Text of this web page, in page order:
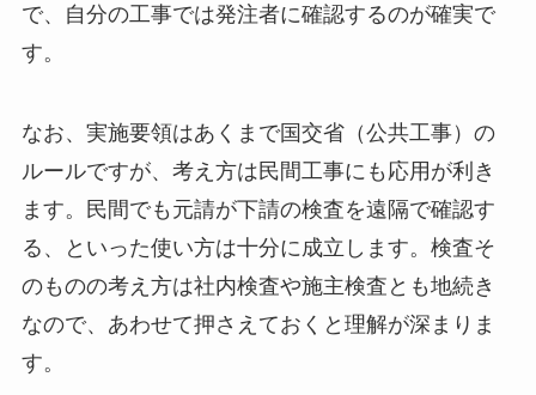
で、自分の工事では発注者に確認するのが確実で
す。
なお、実施要領はあくまで国交省（公共工事）の
ルールですが、考え方は民間工事にも応用が利き
ます。民間でも元請が下請の検査を遠隔で確認す
る、といった使い方は十分に成立します。検査そ
のものの考え方は社内検査や施主検査とも地続き
なので、あわせて押さえておくと理解が深まりま
す。